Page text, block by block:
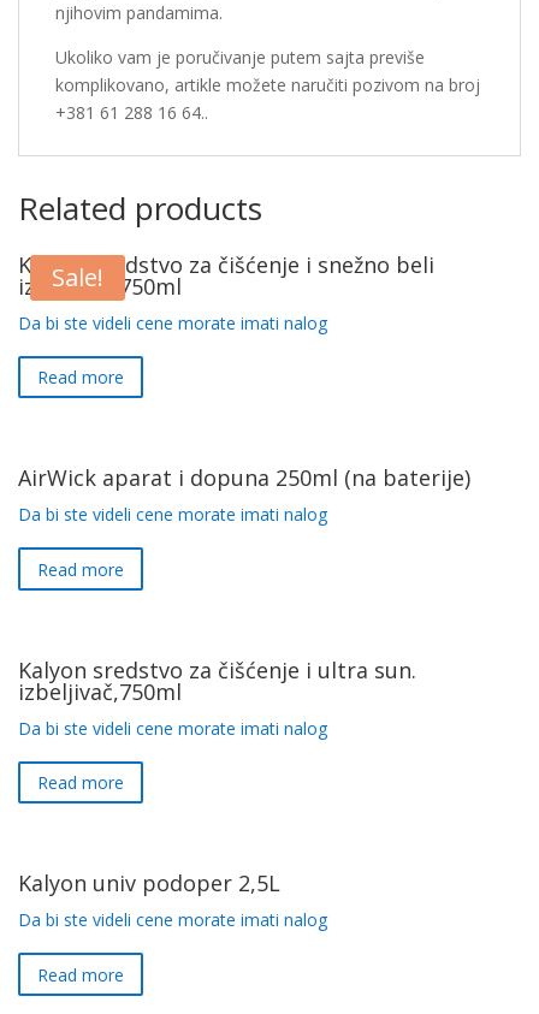
njihovim pandamima.
Ukoliko vam je poručivanje putem sajta previše
komplikovano, artikle možete naručiti pozivom na broj
+381 61 288 16 64..
Related products
Sale!
Kalyon sredstvo za čišćenje i snežno beli
izbeljivač 750ml
Da bi ste videli cene morate imati nalog
Read more
AirWick aparat i dopuna 250ml (na baterije)
Da bi ste videli cene morate imati nalog
Read more
Kalyon sredstvo za čišćenje i ultra sun.
izbeljivač,750ml
Da bi ste videli cene morate imati nalog
Read more
Kalyon univ podoper 2,5L
Da bi ste videli cene morate imati nalog
Read more